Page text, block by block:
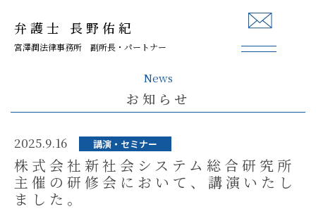
弁護士 長野佑紀
宮澤潤法律事務所 副所長・パートナー
News
お知らせ
2025.9.16 講演・セミナー
株式会社新社会システム総合研究所
主催の研修会において、講演いたし
ました。